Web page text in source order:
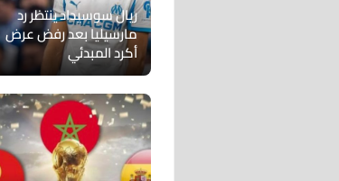
ريال سوسيداد ينتظر رد
مارسيليا بعد رفض عرض
أكرد المبدئي